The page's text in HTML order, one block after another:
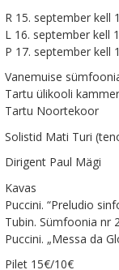
R 15. september kell
L 16. september kell
P 17. september kell
Vanemuise
Tartu ülikooli
Tartu Noortekoor
Solistid Mati Turi
Dirigent Paul Mägi
Kavas
Puccini. “Preludio
Tubin. Sümfoonia nr
Puccini. „Messa da
Pilet 15€/10€